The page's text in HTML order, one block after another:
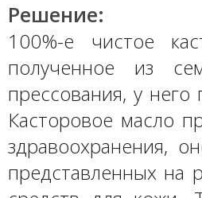
Решение:
100%-е чистое
полученное из
прессования, у него
Касторовое масло
здравоохранения,
представленных на